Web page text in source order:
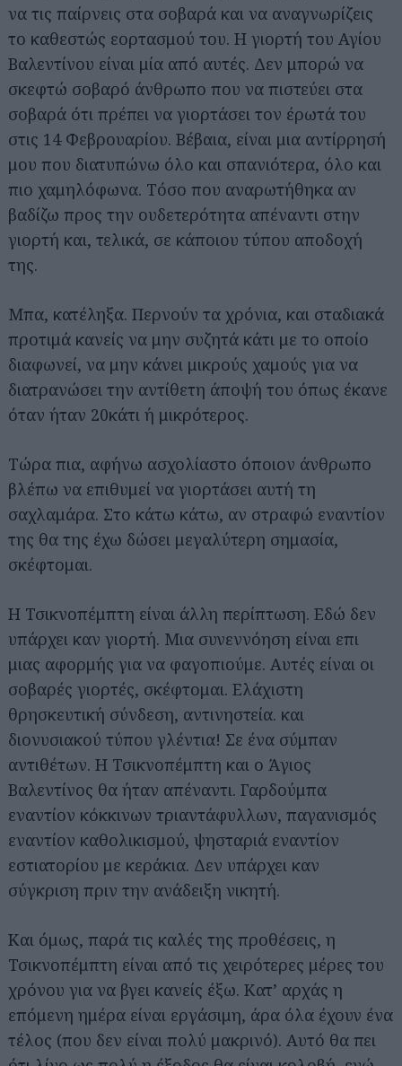
να τις παίρνεις στα σοβαρά και να αναγνωρίζεις
το καθεστώς εορτασμού του. Η γιορτή του Αγίου
Βαλεντίνου είναι μία από αυτές. Δεν μπορώ να
σκεφτώ σοβαρό άνθρωπο που να πιστεύει στα
σοβαρά ότι πρέπει να γιορτάσει τον έρωτά του
στις 14 Φεβρουαρίου. Βέβαια, είναι μια αντίρρησή
μου που διατυπώνω όλο και σπανιότερα, όλο και
πιο χαμηλόφωνα. Τόσο που αναρωτήθηκα αν
βαδίζω προς την ουδετερότητα απέναντι στην
γιορτή και, τελικά, σε κάποιου τύπου αποδοχή
της.
Μπα, κατέληξα. Περνούν τα χρόνια, και σταδιακά
προτιμά κανείς να μην συζητά κάτι με το οποίο
διαφωνεί, να μην κάνει μικρούς χαμούς για να
διατρανώσει την αντίθετη άποψή του όπως έκανε
όταν ήταν 20κάτι ή μικρότερος.
Τώρα πια, αφήνω ασχολίαστο όποιον άνθρωπο
βλέπω να επιθυμεί να γιορτάσει αυτή τη
σαχλαμάρα. Στο κάτω κάτω, αν στραφώ εναντίον
της θα της έχω δώσει μεγαλύτερη σημασία,
σκέφτομαι.
Η Τσικνοπέμπτη είναι άλλη περίπτωση. Εδώ δεν
υπάρχει καν γιορτή. Μια συνεννόηση είναι επι
μιας αφορμής για να φαγοπιούμε. Αυτές είναι οι
σοβαρές γιορτές, σκέφτομαι. Ελάχιστη
θρησκευτική σύνδεση, αντινηστεία. και
διονυσιακού τύπου γλέντια! Σε ένα σύμπαν
αντιθέτων. Η Τσικνοπέμπτη και ο Άγιος
Βαλεντίνος θα ήταν απέναντι. Γαρδούμπα
εναντίον κόκκινων τριαντάφυλλων, παγανισμός
εναντίον καθολικισμού, ψησταριά εναντίον
εστιατορίου με κεράκια. Δεν υπάρχει καν
σύγκριση πριν την ανάδειξη νικητή.
Και όμως, παρά τις καλές της προθέσεις, η
Τσικνοπέμπτη είναι από τις χειρότερες μέρες του
χρόνου για να βγει κανείς έξω. Κατ’ αρχάς η
επόμενη ημέρα είναι εργάσιμη, άρα όλα έχουν ένα
τέλος (που δεν είναι πολύ μακρινό). Αυτό θα πει